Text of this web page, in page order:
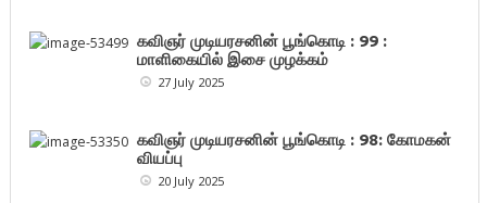
கவிஞர் முடியரசனின் பூங்கொடி : 99 :
மாளிகையில் இசை முழக்கம்
27 July 2025
கவிஞர் முடியரசனின் பூங்கொடி : 98: கோமகன்
வியப்பு
20 July 2025